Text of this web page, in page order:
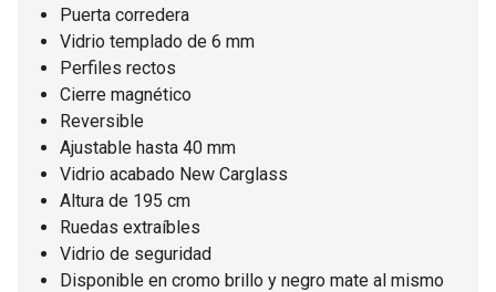
Puerta corredera
Vidrio templado de 6 mm
Perfiles rectos
Cierre magnético
Reversible
Ajustable hasta 40 mm
Vidrio acabado New Carglass
Altura de 195 cm
Ruedas extraíbles
Vidrio de seguridad
Disponible en cromo brillo y negro mate al mismo